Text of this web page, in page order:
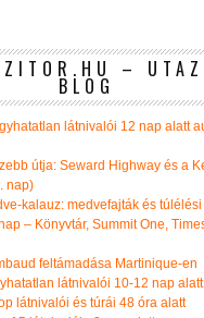
–
BLOG
látnivalói 12 nap alatt
útja: Seward Highway és a
nap)
kalauz: medvefajták és
– Könyvtár, Summit One,
feltámadása Martinique-en
látnivalói 10-12 nap alatt
látnivalói és túrái 48 óra alatt